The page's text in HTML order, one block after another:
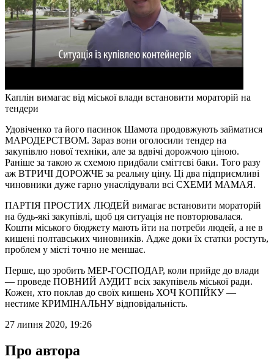
Каплін вимагає від міської влади встановити мораторій на
тендери
Удовіченко та його пасинок Шамота продовжують займатися
МАРОДЕРСТВОМ. Зараз вони оголосили тендер на
закупівлю нової техніки, але за вдвічі дорожчою ціною.
Раніше за такою ж схемою придбали сміттєві баки. Того разу
аж ВТРИЧІ ДОРОЖЧЕ за реальну ціну. Ці два підприємливі
чиновники дуже гарно унаслідували всі СХЕМИ МАМАЯ.
ПАРТІЯ ПРОСТИХ ЛЮДЕЙ вимагає встановити мораторій
на будь-які закупівлі, щоб ця ситуація не повторювалася.
Кошти міського бюджету мають йти на потреби людей, а не в
кишені полтавських чиновників. Адже доки їх статки ростуть,
проблем у місті точно не меншає.
Перше, що зробить МЕР-ГОСПОДАР, коли прийде до влади
— проведе ПОВНИЙ АУДИТ всіх закупівель міської ради.
Кожен, хто поклав до своїх кишень ХОЧ КОПІЙКУ —
нестиме КРИМІНАЛЬНУ відповідальність.
27 липня 2020, 19:26
Про автора